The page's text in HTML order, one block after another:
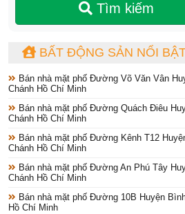
Tìm kiếm
BẤT ĐỘNG SẢN NỔI
Bán nhà mặt phố Đường Võ Văn Vân
Chánh Hồ Chí Minh
Bán nhà mặt phố Đường Quách Điêu
Chánh Hồ Chí Minh
Bán nhà mặt phố Đường Kênh T12
Chánh Hồ Chí Minh
Bán nhà mặt phố Đường An Phú Tây
Chánh Hồ Chí Minh
Bán nhà mặt phố Đường 10B Huyện
Hồ Chí Minh